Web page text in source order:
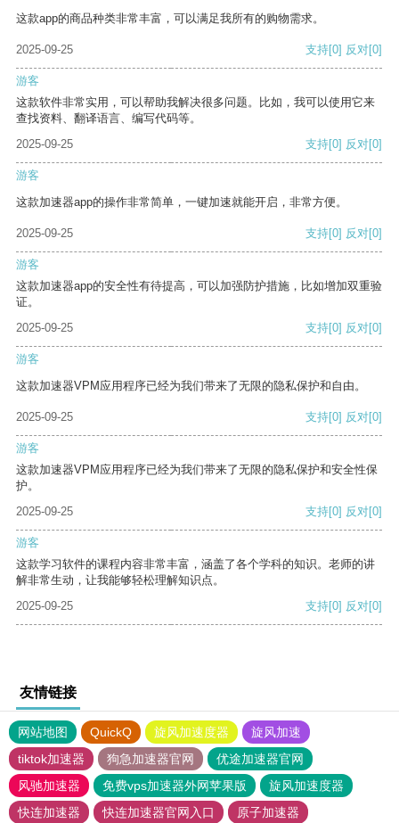
这款app的商品种类非常丰富，可以满足我所有的购物需求。
2025-09-25 支持[0] 反对[0]
游客
这款软件非常实用，可以帮助我解决很多问题。比如，我可以使用它来
查找资料、翻译语言、编写代码等。
2025-09-25
支持[0] 反对[0]
游客
这款加速器app的操作非常简单，一键加速就能开启，非常方便。
2025-09-25 支持[0] 反对[0]
游客
这款加速器app的安全性有待提高，可以加强防护措施，比如增加双重验
证。
2025-09-25
支持[0] 反对[0]
游客
这款加速器VPM应用程序已经为我们带来了无限的隐私保护和自由。
2025-09-25 支持[0] 反对[0]
游客
这款加速器VPM应用程序已经为我们带来了无限的隐私保护和安全性保
护。
2025-09-25
支持[0] 反对[0]
游客
这款学习软件的课程内容非常丰富，涵盖了各个学科的知识。老师的讲
解非常生动，让我能够轻松理解知识点。
2025-09-25
支持[0] 反对[0]
友情链接
网站地图 QuickQ 旋风加速度器
旋风加速
tiktok加速器
狗急加速器官网
优途加速器官网
风驰加速器
免费vps加速器外网苹果版
旋风加速度器
快连加速器
快连加速器官网入口 原子加速器